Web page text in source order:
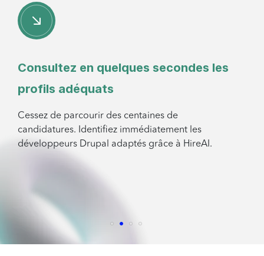
Consultez en quelques secondes les
profils adéquats
Cessez de parcourir des centaines de
candidatures. Identifiez immédiatement les
développeurs Drupal adaptés grâce à HireAI.